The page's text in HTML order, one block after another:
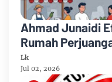
Ahmad Junaidi
Rumah
Lk
Jul 02, 2026